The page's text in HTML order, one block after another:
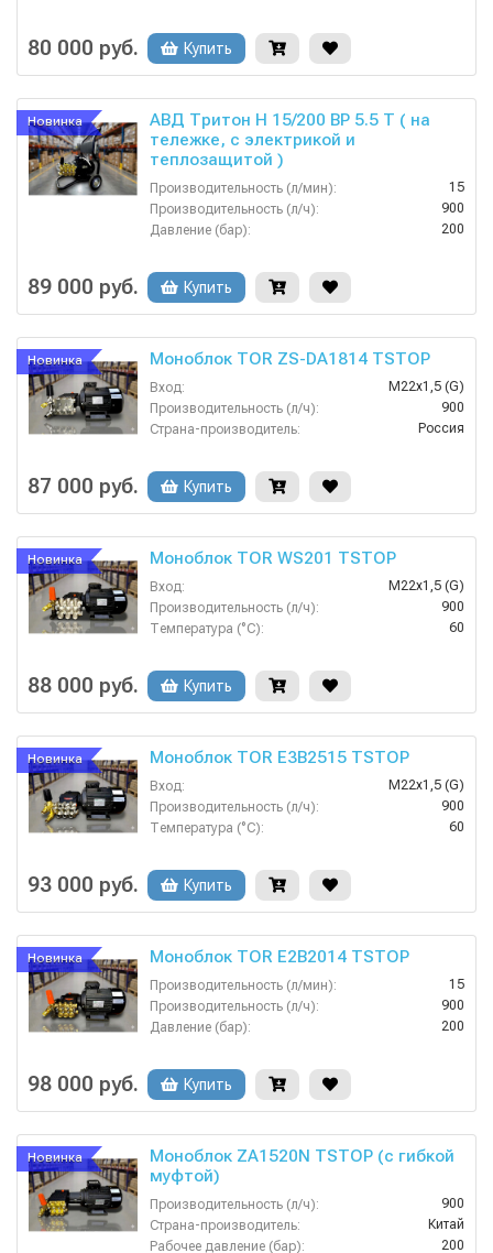
Страна-производитель:
80 000 руб. Купить
Новинка
АВД Тритон H 15/200 BP 5.5 T ( на
тележке, с электрикой и
теплозащитой )
Производительность (л/мин):
15
Производительность (л/ч):
900
Давление (бар):
200
Страна-производитель:
89 000 руб. Купить
Новинка Моноблок TOR ZS-DA1814 TSTOP
Вход:
М22х1,5 (G)
Производительность (л/ч):
900
Страна-производитель:
Россия
Мощность (кВт):
87 000 руб. Купить
Новинка Моноблок TOR WS201 TSTOP
Вход:
М22х1,5 (G)
Производительность (л/ч):
900
Температура (°C):
60
Рабочее давление (бар):
88 000 руб. Купить
Новинка Моноблок TOR E3B2515 TSTOP
Вход:
М22х1,5 (G)
Производительность (л/ч):
900
Температура (°C):
60
Рабочее давление (бар):
93 000 руб. Купить
Новинка Моноблок TOR E2B2014 TSTOP
Производительность (л/мин):
15
Производительность (л/ч):
900
Давление (бар):
200
Страна-производитель:
98 000 руб. Купить
Новинка
Моноблок ZA1520N TSTOP (с гибкой
муфтой)
Производительность (л/ч):
900
Страна-производитель:
Китай
Рабочее давление (бар):
200